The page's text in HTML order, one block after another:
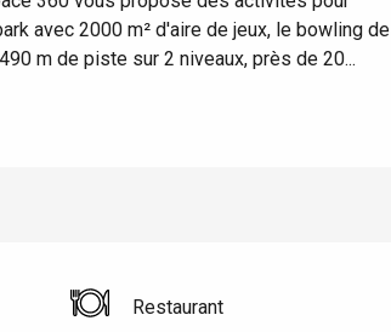
avec 2000 m² d'aire de jeux, le bowling de
m de piste sur 2 niveaux, près de 20...
Restaurant